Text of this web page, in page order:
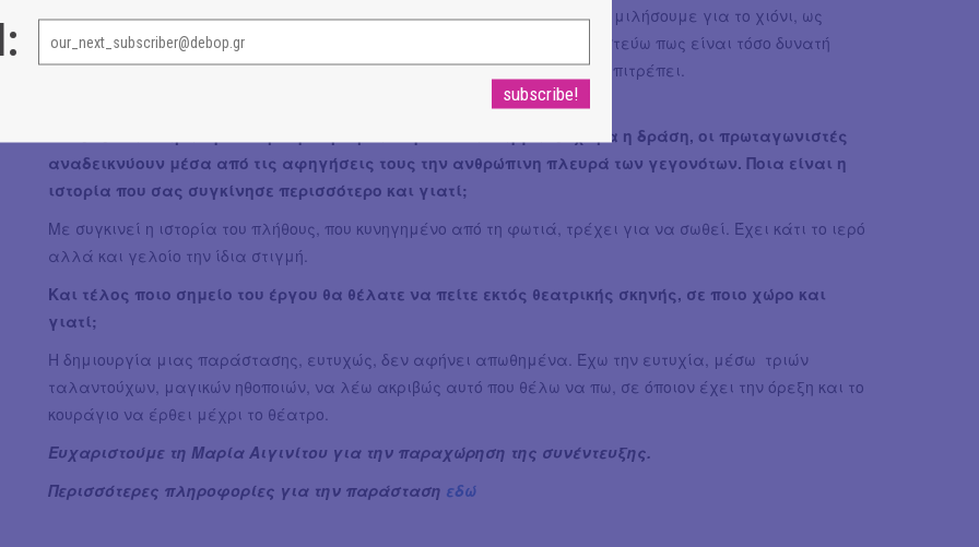
αναμέτρησή μας με τη φύση να βγούμε νικητές; Αν θελήσουμε τώρα να μιλήσουμε για το χιόνι, ως
σύμβολο, θα κρατήσω την εικόνα του χιονιού που σκεπάζει τα πάντα. Πιστεύω πως είναι τόσο δυνατή
αυτή η εικόνα κι ο καθένας μπορεί να συμπληρώσει ότι η αντίληψή του επιτρέπει.
Εν τέλει και παρά την ιστορική συγκυρία στην οποία λαμβάνει χώρα η δράση, οι πρωταγωνιστές
αναδεικνύουν μέσα από τις αφηγήσεις τους την ανθρώπινη πλευρά των γεγονότων. Ποια είναι η
ιστορία που σας συγκίνησε περισσότερο και γιατί;
Με συγκινεί η ιστορία του πλήθους, που κυνηγημένο από τη φωτιά, τρέχει για να σωθεί. Έχει κάτι το ιερό
αλλά και γελοίο την ίδια στιγμή.
Και τέλος ποιο σημείο του έργου θα θέλατε να πείτε εκτός θεατρικής σκηνής, σε ποιο χώρο και
γιατί;
Η δημιουργία μιας παράστασης, ευτυχώς, δεν αφήνει απωθημένα. Έχω την ευτυχία, μέσω τριών
ταλαντούχων, μαγικών ηθοποιών, να λέω ακριβώς αυτό που θέλω να πω, σε όποιον έχει την όρεξη και το
κουράγιο να έρθει μέχρι το θέατρο.
Ευχαριστούμε τη Μαρία Αιγινίτου για την παραχώρηση της συνέντευξης.
Περισσότερες πληροφορίες για την παράσταση εδώ